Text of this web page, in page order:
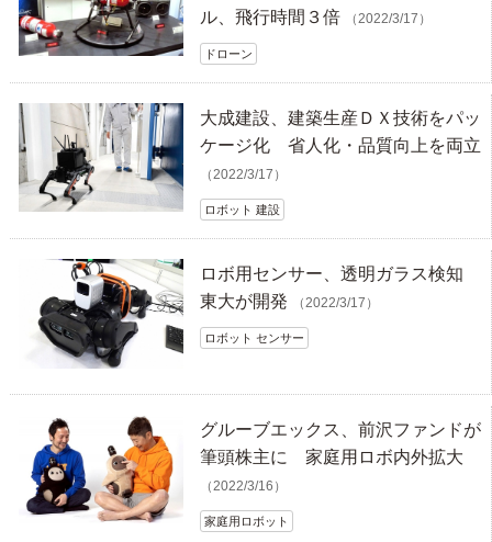
ル、飛行時間３倍
（2022/3/17）
ドローン
大成建設、建築生産ＤＸ技術をパッ
ケージ化 省人化・品質向上を両立
（2022/3/17）
ロボット 建設
ロボ用センサー、透明ガラス検知
東大が開発
（2022/3/17）
ロボット センサー
グルーブエックス、前沢ファンドが
筆頭株主に 家庭用ロボ内外拡大
（2022/3/16）
家庭用ロボット